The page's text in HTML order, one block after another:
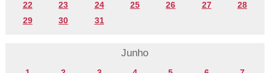
22
23 24 25 26 27
28
29
30 31
Junho